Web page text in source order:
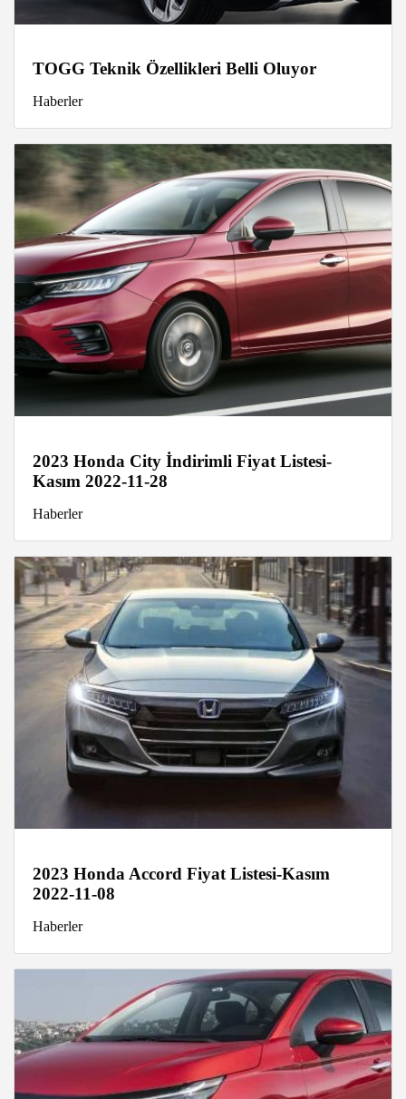
TOGG Teknik Özellikleri Belli Oluyor
Haberler
2023 Honda City İndirimli Fiyat Listesi-
Kasım 2022-11-28
Haberler
2023 Honda Accord Fiyat Listesi-Kasım
2022-11-08
Haberler